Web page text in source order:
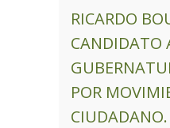
RICARDO
CANDIDATO
POR
CIUDADANO.